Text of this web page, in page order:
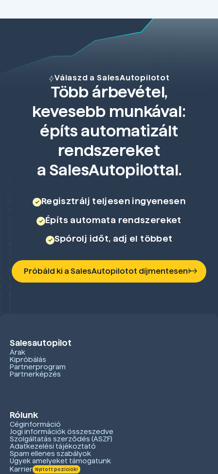
Válaszd a SalesAutopilotot
Több árbevétel,
kevesebb munkával:
építs automatizált
rendszereket
a SalesAutopilottal.
Regisztrálj teljesen ingyenesen
Építs automata rendszereket
Spórolj időt, adj el többet
Próbáld ki a SalesAutopilotot díjmentesen
Salesautopilot
Árak
Kipróbálás
Partnerprogram
Partnerképzés
Rólunk
Céginformáció
Jogi információk összeszedve
Szolgáltatás szerződés (ÁSZF)
Adatkezelési tájékoztató
Spam ellenes szabályok
Ügyek amelyeket támogatunk
Karrier Nyitott pozíciók!